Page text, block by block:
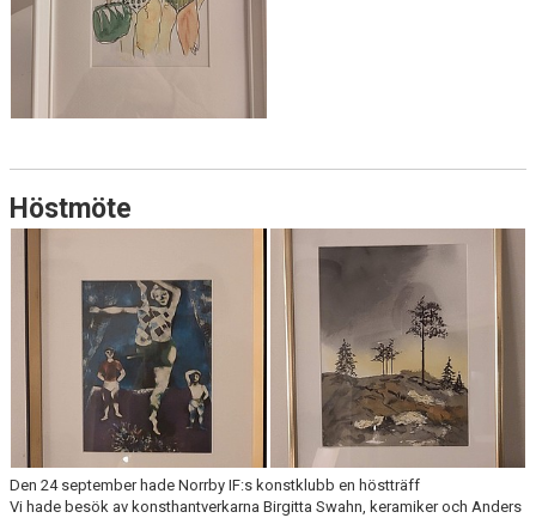
Höstmöte
Den 24 september hade Norrby IF:s konstklubb en höstträff
Vi hade besök av konsthantverkarna Birgitta Swahn, keramiker och Anders